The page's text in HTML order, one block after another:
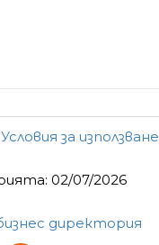
Условия за използване
02/07/2026
директория